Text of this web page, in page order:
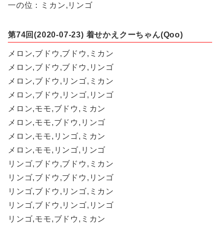
一の位：ミカン,リンゴ
第74回(2020-07-23) 着せかえクーちゃん(Qoo)
メロン,ブドウ,ブドウ,ミカン
メロン,ブドウ,ブドウ,リンゴ
メロン,ブドウ,リンゴ,ミカン
メロン,ブドウ,リンゴ,リンゴ
メロン,モモ,ブドウ,ミカン
メロン,モモ,ブドウ,リンゴ
メロン,モモ,リンゴ,ミカン
メロン,モモ,リンゴ,リンゴ
リンゴ,ブドウ,ブドウ,ミカン
リンゴ,ブドウ,ブドウ,リンゴ
リンゴ,ブドウ,リンゴ,ミカン
リンゴ,ブドウ,リンゴ,リンゴ
リンゴ,モモ,ブドウ,ミカン